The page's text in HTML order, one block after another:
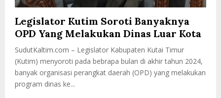
Legislator Kutim Soroti Banyaknya
OPD Yang Melakukan Dinas Luar Kota
SudutKaltim.com – Legislator Kabupaten Kutai Timur
(Kutim) menyoroti pada bebrapa bulan di akhir tahun 2024,
banyak organisasi perangkat daerah (OPD) yang melakukan
program dinas ke...